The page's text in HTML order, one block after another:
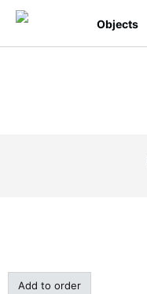
Objects
Add to order